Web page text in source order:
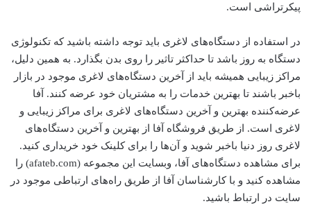
پیکرتراشی است.
در استفاده از دستگاه‌های لاغری باید توجه داشته باشید که تکنولوژی
دستگاه به‌ روز باشد تا حداکثر تاثیر را روی بدن بگذارد. به‌ همین‌ دلیل،
مراکز زیبایی همیشه باید از آخرین دستگاه‌های لاغری موجود در بازار
باخبر باشند تا بهترین خدمات را به مشتریان خود عرضه کنند. آفا
عرضه‌کننده بهترین و آخرین دستگاه‌های لاغری برای مراکز زیبایی و
لاغری است. از طریق فروشگاه آفا از بهترین و آخرین دستگاه‌های
لاغری روز دنیا باخبر شوید و آن‌ها را برای کلینک خود خریداری کنید.
برای مشاهده دستگاه‌های آفا، وبسایت این مجموعه (afateb.com) را
مشاهده کنید و با کارشناسان آفا از طریق راه‌های ارتباطی موجود در
سایت در ارتباط باشید.